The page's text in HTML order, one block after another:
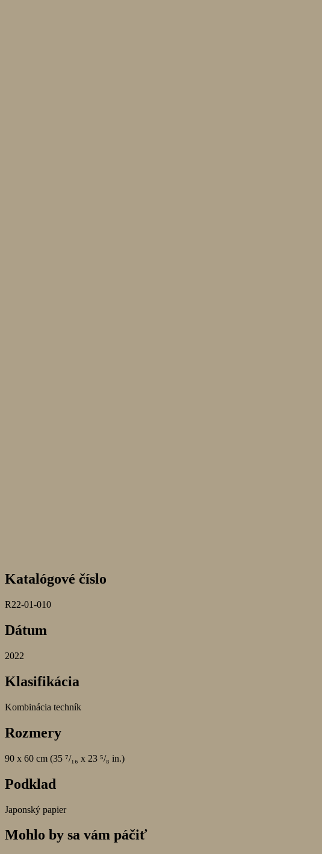
Katalógové číslo
R22-01-010
Dátum
2022
Klasifikácia
Kombinácia techník
Rozmery
90 x 60 cm (35 ⁷/₁₆ x 23 ⁵/₈ in.)
Podklad
Japonský papier
Mohlo by sa vám páčiť